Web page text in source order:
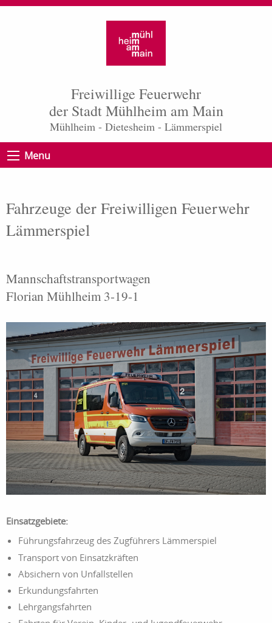
Freiwillige Feuerwehr
der Stadt Mühlheim am Main
Mühlheim - Dietesheim - Lämmerspiel
Menu
Fahrzeuge der Freiwilligen Feuerwehr
Lämmerspiel
Mannschaftstransportwagen
Florian Mühlheim 3-19-1
Einsatzgebiete:
Führungsfahrzeug des Zugführers Lämmerspiel
Transport von Einsatzkräften
Absichern von Unfallstellen
Erkundungsfahrten
Lehrgangsfahrten